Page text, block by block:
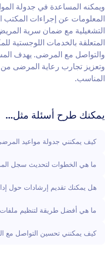
ويمكنه المساعدة في جدولة
المعلومات عن إجراءات المكتب
التشغيلية مع ضمان سرية
المتعلقة بالخدمات اللوجستية
والتواصل مع المرضى. يهدف
وتعزيز تجارب رعاية المرضى
المناسب.
يمكنك طرح أسئلة مثل...
كيف يمكنني جدولة مواعيد
ما هي الخطوات لتحديث سجل
هل يمكنك تقديم إرشادات حول
ما هي أفضل طريقة لتنظيم
كيف يمكنني تحسين التواصل مع